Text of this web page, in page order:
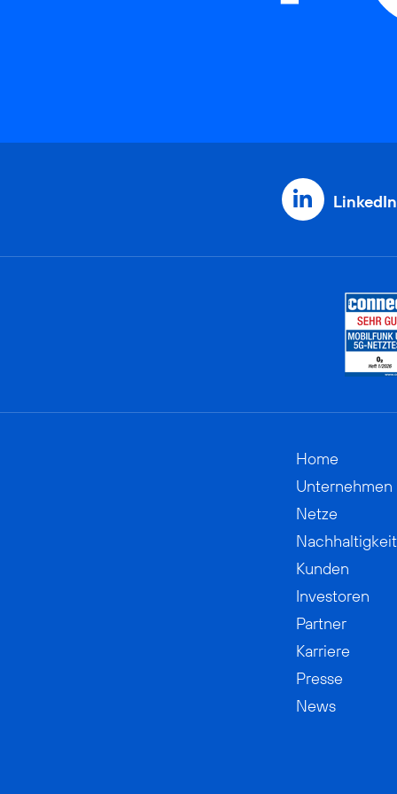
LinkedIn
Home
Unternehmen
Netze
Nachhaltigkeit
Kunden
Investoren
Partner
Karriere
Presse
News